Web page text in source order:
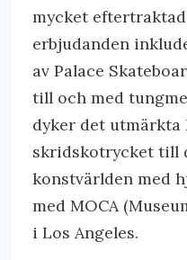
mycket
erbjudanden
av Palace
till och med
dyker det
skridskotrycket till
konstvärlden med
med MOCA
i Los Angeles.